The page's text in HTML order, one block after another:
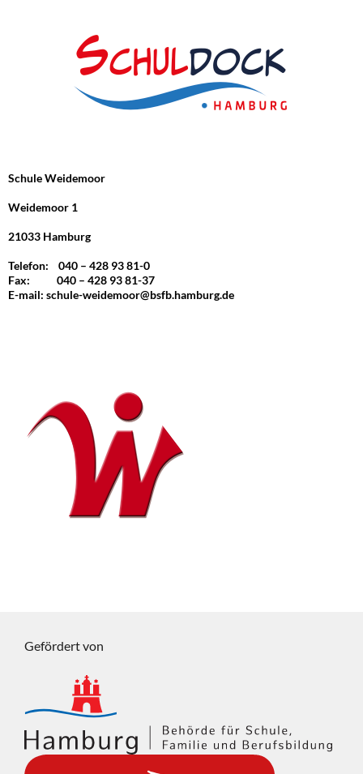
Schule Weidemoor
Weidemoor 1
21033 Hamburg
Telefon: 040 – 428 93 81-0
Fax: 040 – 428 93 81-37
E-mail: schule-weidemoor@bsfb.hamburg.de
Gefördert von